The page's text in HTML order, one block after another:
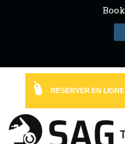
RESERVER EN LIGNE